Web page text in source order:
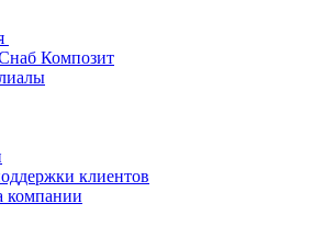
Композит
клиентов
компании